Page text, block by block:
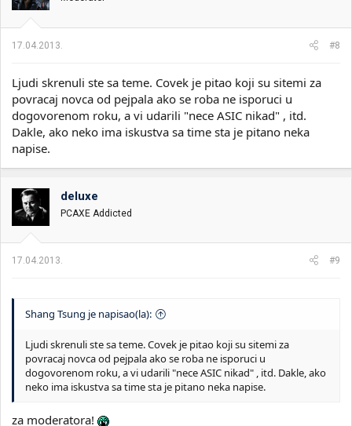
17.04.2013. #8
Ljudi skrenuli ste sa teme. Covek je pitao koji su sitemi za
povracaj novca od pejpala ako se roba ne isporuci u
dogovorenom roku, a vi udarili "nece ASIC nikad" , itd.
Dakle, ako neko ima iskustva sa time sta je pitano neka
napise.
deluxe
PCAXE Addicted
17.04.2013. #9
Shang Tsung je napisao(la):
Ljudi skrenuli ste sa teme. Covek je pitao koji su sitemi za
povracaj novca od pejpala ako se roba ne isporuci u
dogovorenom roku, a vi udarili "nece ASIC nikad" , itd. Dakle, ako
neko ima iskustva sa time sta je pitano neka napise.
za moderatora!